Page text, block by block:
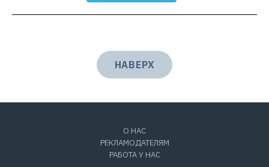
НАВЕРХ
О НАС
РЕКЛАМОДАТЕЛЯМ
РАБОТА У НАС